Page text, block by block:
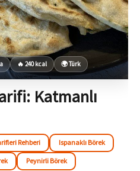
🔥 240 kcal 🌍 Türk
Katmanlı
Rehberi Ispanaklı Börek
Peynirli Börek